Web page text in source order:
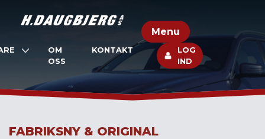
Menu
OM
OSS
KONTAKT
LOG
IND
FABRIKSNY & ORIGINAL